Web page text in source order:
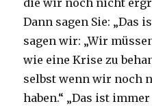
die wir noch nicht
Dann sagen Sie: „Das
sagen wir: „Wir
wie eine Krise zu
selbst wenn wir noch
haben.“ „Das ist